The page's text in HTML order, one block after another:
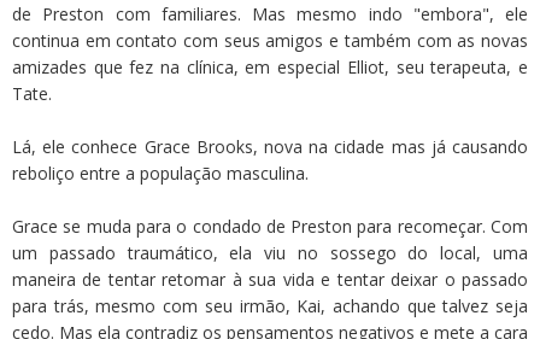
de Preston com familiares. Mas mesmo indo "embora", ele
continua em contato com seus amigos e também com as novas
amizades que fez na clínica, em especial Elliot, seu terapeuta, e
Tate.
Lá, ele conhece Grace Brooks, nova na cidade mas já causando
reboliço entre a população masculina.
Grace se muda para o condado de Preston para recomeçar. Com
um passado traumático, ela viu no sossego do local, uma
maneira de tentar retomar à sua vida e tentar deixar o passado
para trás, mesmo com seu irmão, Kai, achando que talvez seja
cedo. Mas ela contradiz os pensamentos negativos e mete a cara